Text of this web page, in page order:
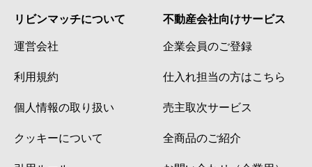
リビンマッチについて
運営会社
利用規約
個人情報の取り扱い
クッキーについて
不動産会社向けサービス
企業会員のご登録
仕入れ担当の方はこちら
売主取次サービス
全商品のご紹介